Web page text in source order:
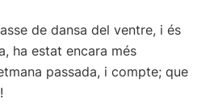
de dansa del ventre, i és
ha estat encara més
passada, i compte; que